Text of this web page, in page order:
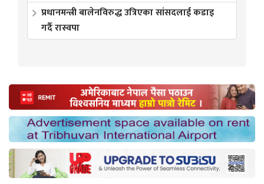
प्रधानमन्त्री बालेनविरुद्ध उत्रिएका सांसदलाई कडाइ
गर्दै रास्वपा